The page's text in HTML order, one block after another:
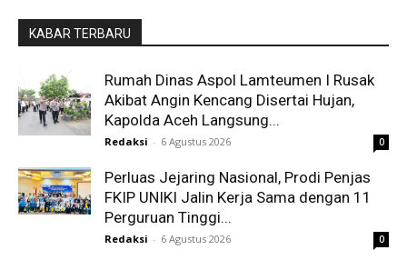
KABAR TERBARU
Rumah Dinas Aspol Lamteumen I Rusak
Akibat Angin Kencang Disertai Hujan,
Kapolda Aceh Langsung...
Redaksi - 6 Agustus 2026 0
Perluas Jejaring Nasional, Prodi Penjas
FKIP UNIKI Jalin Kerja Sama dengan 11
Perguruan Tinggi...
Redaksi - 6 Agustus 2026 0